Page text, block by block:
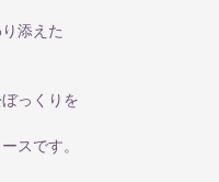
添えた
っくりを
スです。